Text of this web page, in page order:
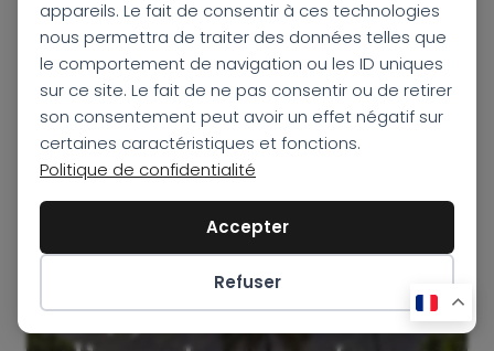
appareils. Le fait de consentir à ces technologies
nous permettra de traiter des données telles que
le comportement de navigation ou les ID uniques
sur ce site. Le fait de ne pas consentir ou de retirer
son consentement peut avoir un effet négatif sur
certaines caractéristiques et fonctions.
Politique de confidentialité
Accepter
Refuser
Préférences des cookies
Voyage au Cap‑Vert
: 27 jours